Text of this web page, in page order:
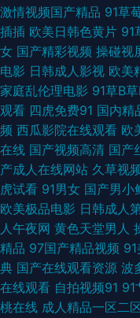
文字幕 人人校内网登录首页
国产 可以免费看黄的软件
急速畅享 磁力bt 日韩大片
男人天堂资源 91大神磁力
伊人综合色网 京奇影院 亚
国产精品午夜福利影院 天
利网址导航在线 日韩精品
一区二区三区 自偷自拍做
激情视频国产精品 91草
插插 欧美日韩色黄片 91
女 国产精彩视频 操碰视
电影 日韩成人影视 欧美
家庭乱伦理电影 91草B
观看 四虎免费91 国内精
频 西瓜影院在线观看 欧
在线 国产视频高清 国产
产成人在线网站 久草视
虎试看 91男女 国产男小
欧美极品电影 日韩成人
人午夜网 黄色天堂男人
精品 97国产精品视频
典 国产在线观看资源 波
在线观看 自拍视频91 91
桃在线 成人精品一区二